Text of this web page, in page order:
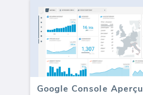
Google Console Aperçu